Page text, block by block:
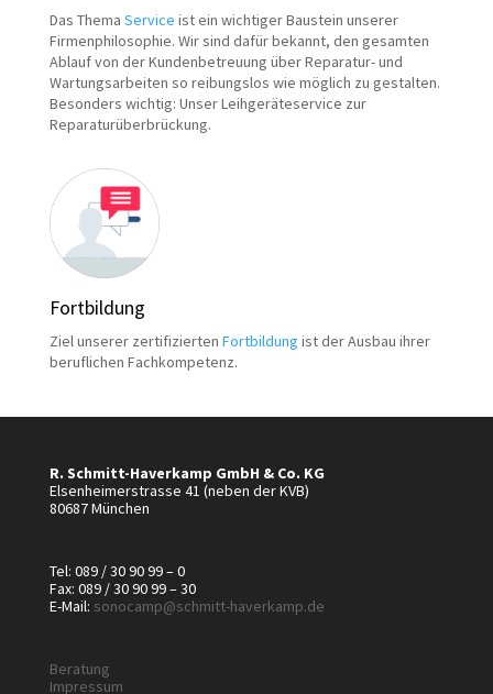
Das Thema Service ist ein wichtiger Baustein unserer
Firmenphilosophie. Wir sind dafür bekannt, den gesamten
Ablauf von der Kundenbetreuung über Reparatur- und
Wartungsarbeiten so reibungslos wie möglich zu gestalten.
Besonders wichtig: Unser Leihgeräteservice zur
Reparaturüberbrückung.
Fortbildung
Ziel unserer zertifizierten Fortbildung ist der Ausbau ihrer
beruflichen Fachkompetenz.
R. Schmitt-Haverkamp GmbH & Co. KG
Elsenheimerstrasse 41 (neben der KVB)
80687 München
Tel: 089 / 30 90 99 – 0
Fax: 089 / 30 90 99 – 30
E-Mail: sonocamp@schmitt-haverkamp.de
Beratung
Impressum